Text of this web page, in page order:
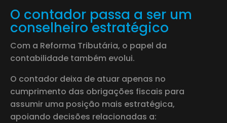
O contador passa a ser um
conselheiro estratégico
Com a Reforma Tributária, o papel da
contabilidade também evolui.
O contador deixa de atuar apenas no
cumprimento das obrigações fiscais para
assumir uma posição mais estratégica,
apoiando decisões relacionadas a: